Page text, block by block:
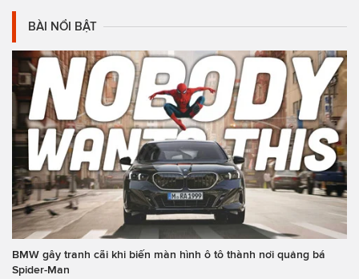
BÀI NỔI BẬT
BMW gây tranh cãi khi biến màn hình ô tô thành nơi quảng bá
Spider-Man